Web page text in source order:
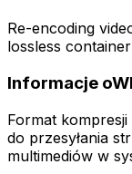
Re-encoding
lossless
Informacje
Format
do przesyłania
multimediów w